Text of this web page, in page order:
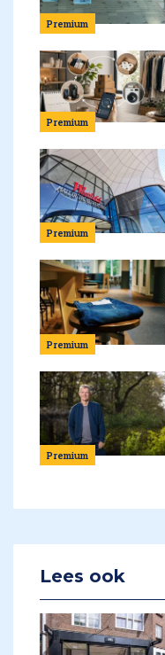
Premium
Premium
Premium
Premium
Premium
Lees ook